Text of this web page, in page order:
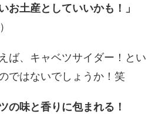
お土産としていいかも！」
ば、キャベツサイダー！とい
ではないでしょうか！笑
の味と香りに包まれる！